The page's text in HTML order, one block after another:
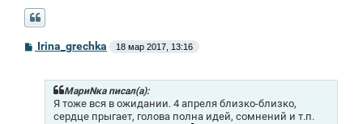
СIrina_grechka 18 мар 2017, 13:16
МариNка писал(а):
Я тоже вся в ожидании. 4 апреля близко-близко,
сердце прыгает, голова полна идей, сомнений и т.п.